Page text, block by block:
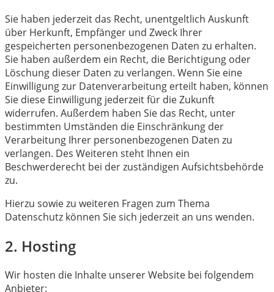
Sie haben jederzeit das Recht, unentgeltlich Auskunft
über Herkunft, Empfänger und Zweck Ihrer
gespeicherten personenbezogenen Daten zu erhalten.
Sie haben außerdem ein Recht, die Berichtigung oder
Löschung dieser Daten zu verlangen. Wenn Sie eine
Einwilligung zur Datenverarbeitung erteilt haben, können
Sie diese Einwilligung jederzeit für die Zukunft
widerrufen. Außerdem haben Sie das Recht, unter
bestimmten Umständen die Einschränkung der
Verarbeitung Ihrer personenbezogenen Daten zu
verlangen. Des Weiteren steht Ihnen ein
Beschwerderecht bei der zuständigen Aufsichtsbehörde
zu.
Hierzu sowie zu weiteren Fragen zum Thema
Datenschutz können Sie sich jederzeit an uns wenden.
2. Hosting
Wir hosten die Inhalte unserer Website bei folgendem
Anbieter: